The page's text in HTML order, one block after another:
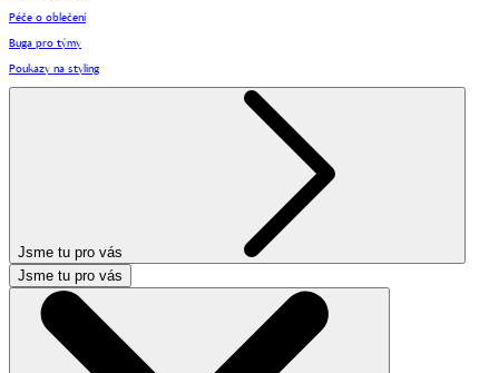
Péče o oblečení
Buga pro týmy
Poukazy na styling
Jsme tu pro vás
Jsme tu pro vás